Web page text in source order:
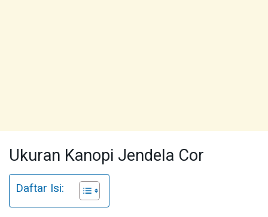
Ukuran Kanopi Jendela Cor
Daftar Isi: